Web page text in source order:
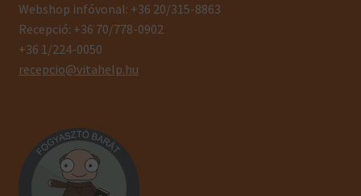
Webshop infóvonal: +36 20/315-8863
Recepció: +36 70/778-0902
+36 1/224-0050
recepcio@vitahelp.hu